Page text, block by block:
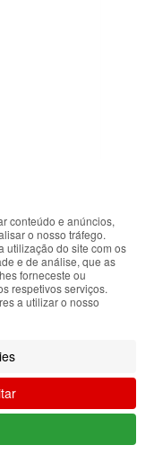
conteúdo e anúncios,
o nosso tráfego.
utilização do site com os
e de análise, que as
forneceste ou
respetivos serviços.
a utilizar o nosso